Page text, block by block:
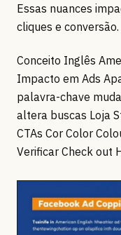
Essas nuances
cliques e conversão.
Conceito Inglês
Impacto em Ads
palavra-chave
altera buscas Loja
CTAs Cor Color
Verificar Check out